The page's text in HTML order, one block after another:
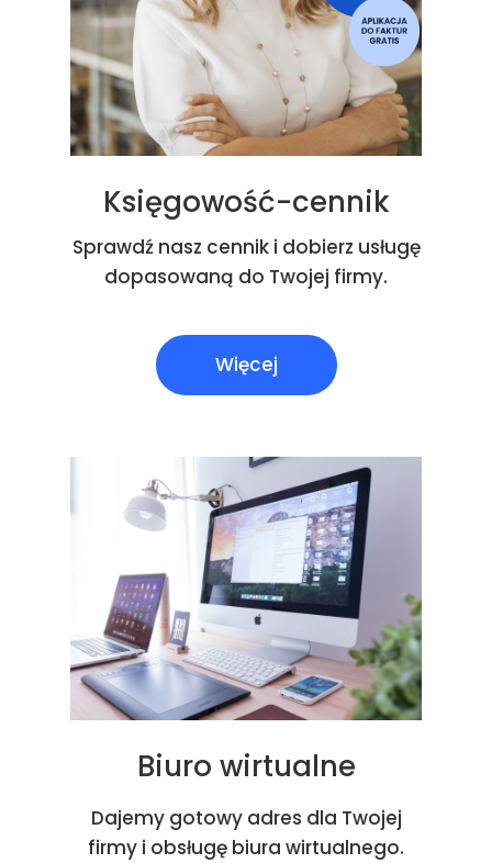
Księgowość-cennik
Więcej
Sprawdź nasz cennik i dobierz usługę
dopasowaną do Twojej firmy.
Biuro wirtualne
Dajemy gotowy adres dla Twojej
firmy i obsługę biura wirtualnego.